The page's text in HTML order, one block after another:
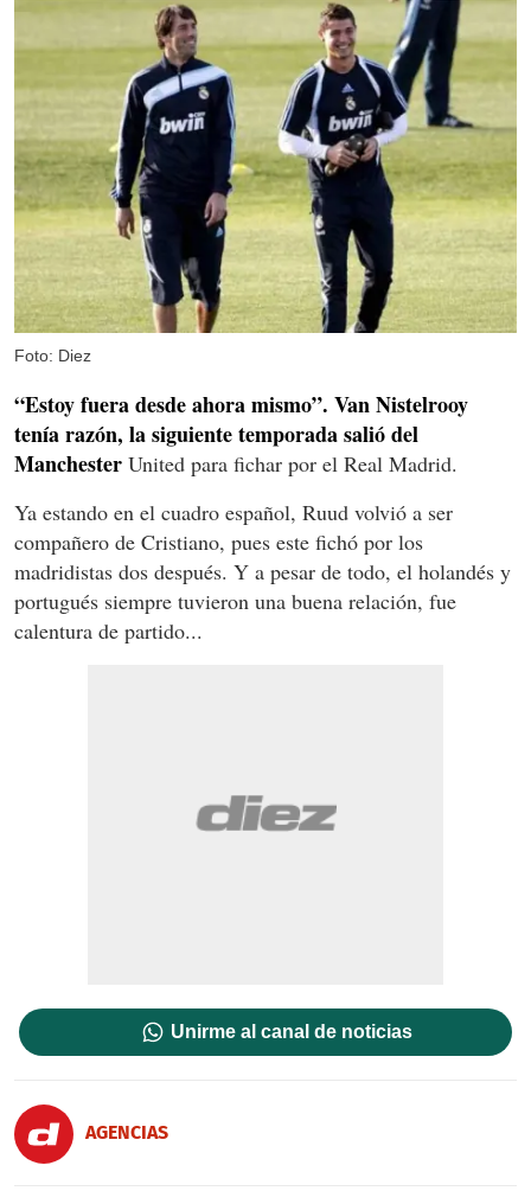
Foto: Diez
“Estoy fuera desde ahora mismo”. Van Nistelrooy
tenía razón, la siguiente temporada salió del
Manchester United para fichar por el Real Madrid.
Ya estando en el cuadro español, Ruud volvió a ser
compañero de Cristiano, pues este fichó por los
madridistas dos después. Y a pesar de todo, el holandés y
portugués siempre tuvieron una buena relación, fue
calentura de partido...
Unirme al canal de noticias
AGENCIAS